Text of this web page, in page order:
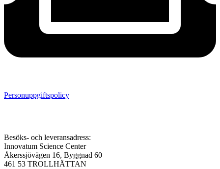
Personuppgiftspolicy
Besöks- och leveransadress:
Innovatum Science Center
Åkerssjövägen 16, Byggnad 60
461 53 TROLLHÄTTAN